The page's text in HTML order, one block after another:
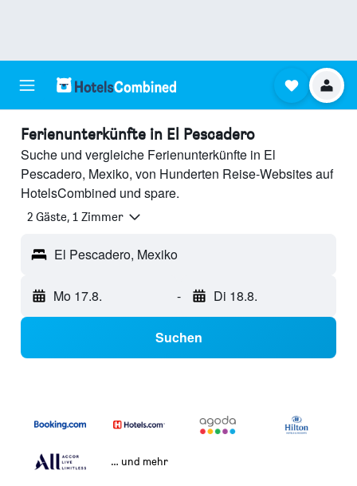
Ferienunterkünfte in El Pescadero
Suche und vergleiche Ferienunterkünfte in El
Pescadero, Mexiko, von Hunderten Reise-Websites auf
HotelsCombined und spare.
2 Gäste, 1 Zimmer
El Pescadero, Mexiko
Mo 17.8. - Di 18.8.
Suchen
… und mehr